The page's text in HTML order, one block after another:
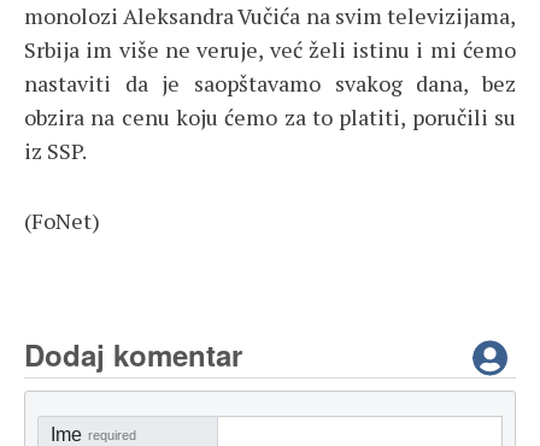
monolozi Aleksandra Vučića na svim televizijama,
Srbija im više ne veruje, već želi istinu i mi ćemo
nastaviti da je saopštavamo svakog dana, bez
obzira na cenu koju ćemo za to platiti, poručili su
iz SSP.
(FoNet)
Dodaj komentar
Ime required